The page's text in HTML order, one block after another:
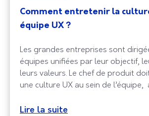
Comment entretenir la
équipe UX ?
Les grandes entreprises sont
équipes unifiées par leur objectif,
leurs valeurs. Le chef de produit
une culture UX au sein de
finaux. La culture UX est un facteur
Lire la suite